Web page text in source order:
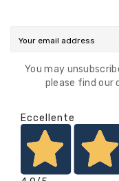
You may
please find our
Eccellente